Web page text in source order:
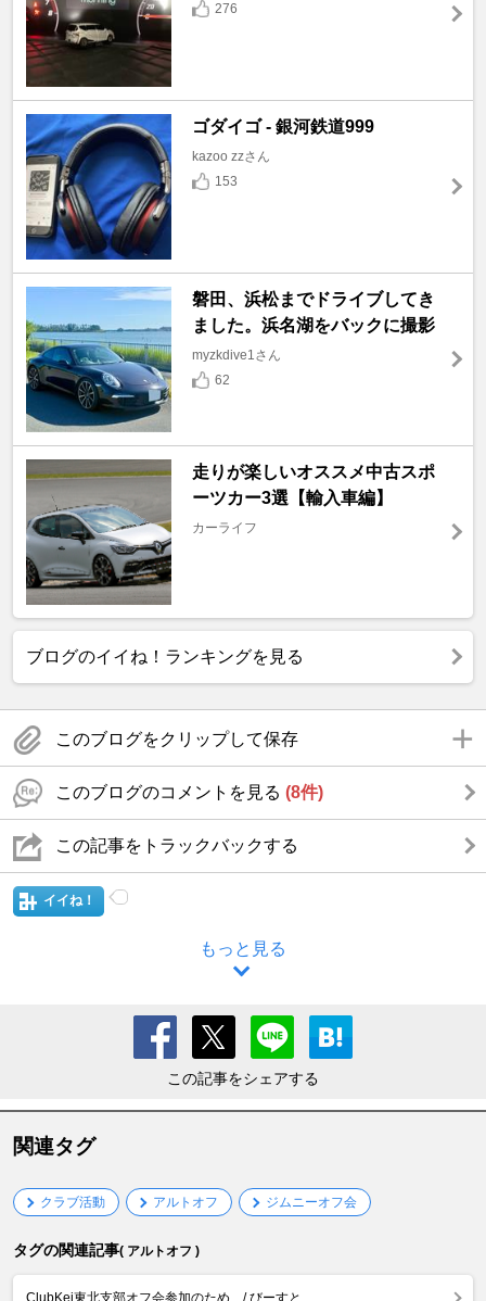
276
ゴダイゴ - 銀河鉄道999
kazoo zzさん
153
磐田、浜松までドライブしてき
ました。浜名湖をバックに撮影
myzkdive1さん
62
走りが楽しいオススメ中古スポ
ーツカー3選【輸入車編】
カーライフ
ブログのイイね！ランキングを見る
このブログをクリップして保存
このブログのコメントを見る (8件)
この記事をトラックバックする
イイね！
もっと見る
この記事をシェアする
関連タグ
クラブ活動 アルトオフ ジムニーオフ会
タグの関連記事( アルトオフ )
ClubKei東北支部オフ会参加のため .../ びーすと